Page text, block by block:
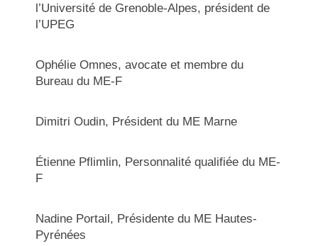
l’Université de Grenoble-Alpes, président de
l’UPEG
Ophélie Omnes, avocate et membre du
Bureau du ME-F
Dimitri Oudin, Président du ME Marne
Étienne Pflimlin, Personnalité qualifiée du ME-
F
Nadine Portail, Présidente du ME Hautes-
Pyrénées